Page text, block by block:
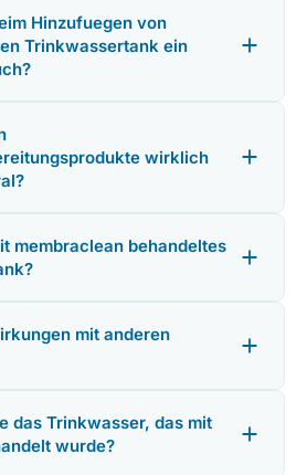
Hinzufuegen von
Trinkwassertank ein
wirklich
membraclean behandeltes
mit anderen
das Trinkwasser, das mit
wurde?